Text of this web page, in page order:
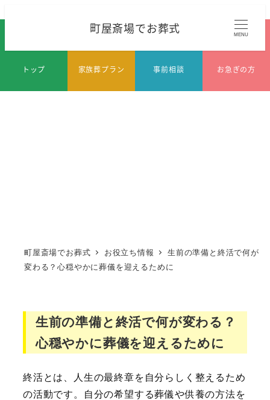
町屋斎場でお葬式 MENU
町屋斎場でお葬式 お役立ち情報
生前の準備と終活で何が
変わる？心穏やかに葬儀を迎えるために
トップ 家族葬プラン 事前相談 お急ぎの方
生前の準備と終活で何が変わる？
心穏やかに葬儀を迎えるために
終活とは、人生の最終章を自分らしく整えるため
の活動です。自分の希望する葬儀や供養の方法を